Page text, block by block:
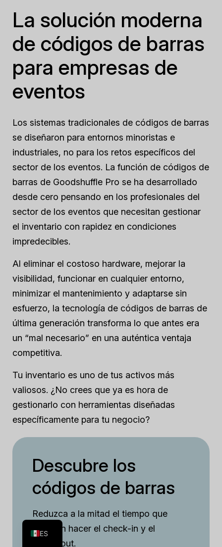
La solución moderna
de códigos de barras
para empresas de
eventos
Los sistemas tradicionales de códigos de barras
se diseñaron para entornos minoristas e
industriales, no para los retos específicos del
sector de los eventos. La función de códigos de
barras de Goodshuffle Pro se ha desarrollado
desde cero pensando en los profesionales del
sector de los eventos que necesitan gestionar
el inventario con rapidez en condiciones
impredecibles.
Al eliminar el costoso hardware, mejorar la
visibilidad, funcionar en cualquier entorno,
minimizar el mantenimiento y adaptarse sin
esfuerzo, la tecnología de códigos de barras de
última generación transforma lo que antes era
un “mal necesario” en una auténtica ventaja
competitiva.
Tu inventario es uno de tus activos más
valiosos. ¿No crees que ya es hora de
gestionarlo con herramientas diseñadas
específicamente para tu negocio?
Descubre los
códigos de barras
Reduzca a la mitad el tiempo que
tarda en hacer el check-in y el
check-out.
ES
EN